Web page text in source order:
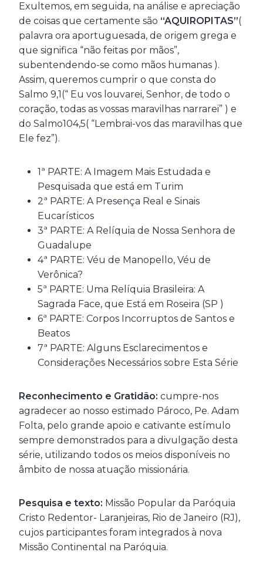
Exultemos, em seguida, na análise e apreciação
de coisas que certamente são “AQUIROPITAS”(
palavra ora aportuguesada, de origem grega e
que significa “não feitas por mãos”,
subentendendo-se como mãos humanas ).
Assim, queremos cumprir o que consta do
Salmo 9,1(“ Eu vos louvarei, Senhor, de todo o
coração, todas as vossas maravilhas narrarei” ) e
do Salmo104,5( “Lembrai-vos das maravilhas que
Ele fez”).
1ª PARTE: A Imagem Mais Estudada e
Pesquisada que está em Turim
2ª PARTE: A Presença Real e Sinais
Eucarísticos
3ª PARTE: A Relíquia de Nossa Senhora de
Guadalupe
4ª PARTE: Véu de Manopello, Véu de
Verônica?
5ª PARTE: Uma Relíquia Brasileira: A
Sagrada Face, que Está em Roseira (SP )
6ª PARTE: Corpos Incorruptos de Santos e
Beatos
7ª PARTE: Alguns Esclarecimentos e
Considerações Necessários sobre Esta Série
Reconhecimento e Gratidão: cumpre-nos
agradecer ao nosso estimado Pároco, Pe. Adam
Folta, pelo grande apoio e cativante estímulo
sempre demonstrados para a divulgação desta
série, utilizando todos os meios disponíveis no
âmbito de nossa atuação missionária.
Pesquisa e texto: Missão Popular da Paróquia
Cristo Redentor- Laranjeiras, Rio de Janeiro (RJ),
cujos participantes foram integrados à nova
Missão Continental na Paróquia.